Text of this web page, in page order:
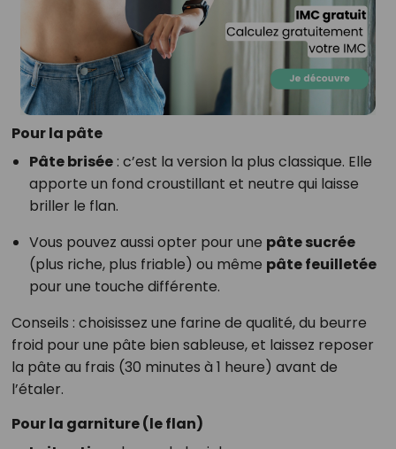
Pour la pâte
Pâte brisée: c’est la version la plus classique. Elle
apporte un fond croustillant et neutre qui laisse
briller le flan.
Vous pouvez aussi opter pour une pâte sucrée
(plus riche, plus friable) ou même pâte feuilletée
pour une touche différente.
Conseils : choisissez une farine de qualité, du beurre
froid pour une pâte bien sableuse, et laissez reposer
la pâte au frais (30 minutes à 1 heure) avant de
l’étaler.
Pour la garniture (le flan)